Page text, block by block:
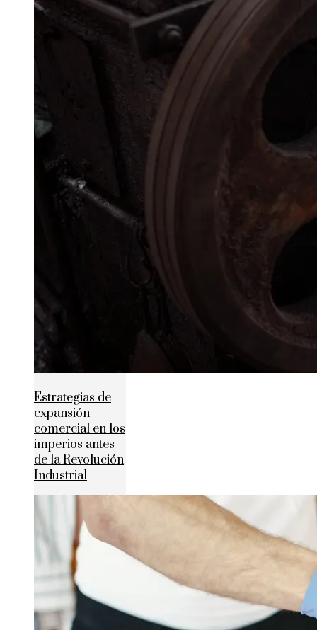
Estrategias de
expansión
comercial en los
imperios antes
de la Revolución
Industrial